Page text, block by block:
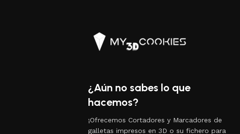
¿Aún no sabes lo que
hacemos?
¡Ofrecemos Cortadores y Marcadores de
galletas impresos en 3D o su fichero para